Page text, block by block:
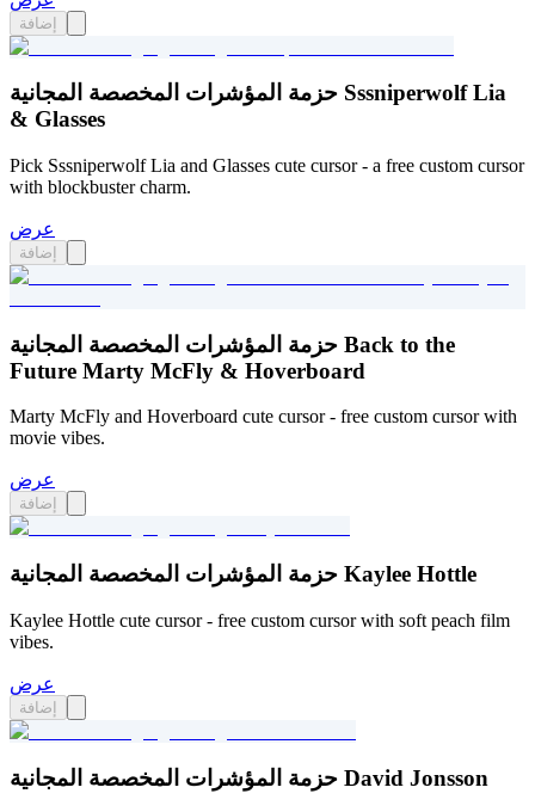
إضافة
حزمة المؤشرات المخصصة المجانية Sssniperwolf Lia
& Glasses
Pick Sssniperwolf Lia and Glasses cute cursor - a free custom cursor
with blockbuster charm.
عرض
إضافة
حزمة المؤشرات المخصصة المجانية Back to the
Future Marty McFly & Hoverboard
Marty McFly and Hoverboard cute cursor - free custom cursor with
movie vibes.
عرض
إضافة
حزمة المؤشرات المخصصة المجانية Kaylee Hottle
Kaylee Hottle cute cursor - free custom cursor with soft peach film
vibes.
عرض
إضافة
حزمة المؤشرات المخصصة المجانية David Jonsson